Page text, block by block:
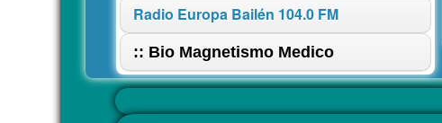
Radio Europa Bailén 104.0 FM
:: Bio Magnetismo Medico